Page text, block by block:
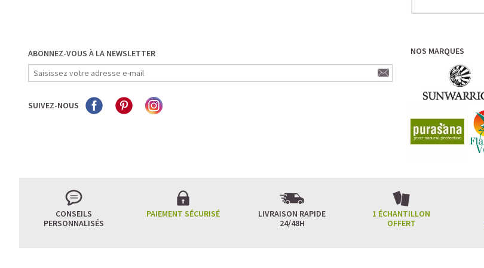
ABONNEZ-VOUS À LA NEWSLETTER
SUIVEZ-NOUS
NOS MARQUES
CONSEILS
PERSONNALISÉS
PAIEMENT SÉCURISÉ
LIVRAISON RAPIDE
24/48H
1 ÉCHANTILLON
OFFERT